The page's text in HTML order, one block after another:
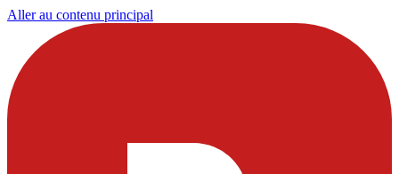
Aller au contenu principal